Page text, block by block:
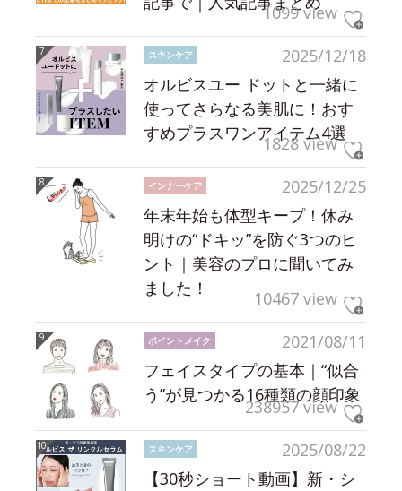
1099 view
2025/12/18
スキンケア
オルビスユー ドットと一緒に
使ってさらなる美肌に！おす
すめプラスワンアイテム4選
1828 view
2025/12/25
インナーケア
年末年始も体型キープ！休み
明けの“ドキッ”を防ぐ3つのヒ
ント｜美容のプロに聞いてみ
ました！
10467 view
2021/08/11
ポイントメイク
フェイスタイプの基本｜“似合
う”が見つかる16種類の顔印象
238957 view
2025/08/22
スキンケア
【30秒ショート動画】新・シ